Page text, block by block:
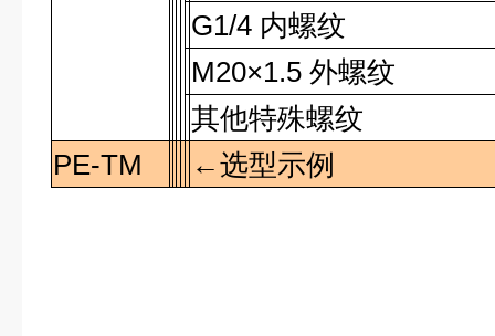
G1/4 内螺纹
M20×1.5外螺纹
其他特殊螺纹
PE-TM
←选型示例